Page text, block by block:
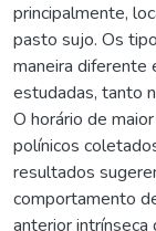
principalmente,
pasto sujo. Os
maneira diferente
estudadas, tanto
O horário de
polínicos
resultados
comportamento
anterior intrínseca